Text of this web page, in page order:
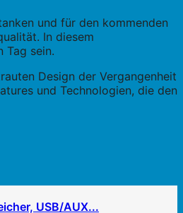
und für den kommenden
In diesem
Tag sein.
Design der Vergangenheit
und Technologien, die den